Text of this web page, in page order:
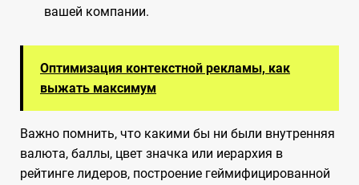
вашей компании.
Оптимизация контекстной рекламы, как
выжать максимум
Важно помнить, что какими бы ни были внутренняя
валюта, баллы, цвет значка или иерархия в
рейтинге лидеров, построение геймифицированной